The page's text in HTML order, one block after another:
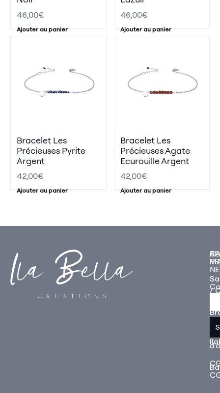
46,00€
Ajouter au panier
46,00€
Ajouter au panier
Bracelet Les
Précieuses Pyrite
Argent
42,00€
Ajouter au panier
Bracelet Les
Précieuses Agate
Ecurouille Argent
42,00€
Ajouter au panier
A
/